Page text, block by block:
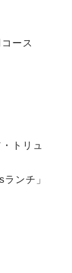
ース
トリュ
ンチ」